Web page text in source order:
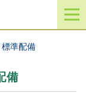
開
啟
準配備
備